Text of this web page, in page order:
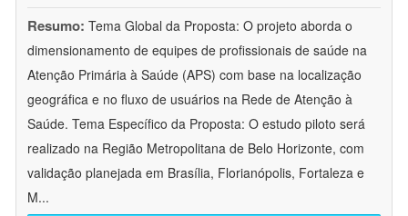
Resumo: Tema Global da Proposta: O projeto aborda o
dimensionamento de equipes de profissionais de saúde na
Atenção Primária à Saúde (APS) com base na localização
geográfica e no fluxo de usuários na Rede de Atenção à
Saúde. Tema Específico da Proposta: O estudo piloto será
realizado na Região Metropolitana de Belo Horizonte, com
validação planejada em Brasília, Florianópolis, Fortaleza e
M...